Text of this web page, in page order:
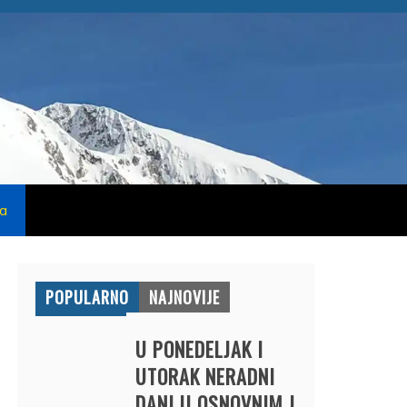
POPULARNO NAJNOVIJE
U PONEDELJAK I
UTORAK NERADNI